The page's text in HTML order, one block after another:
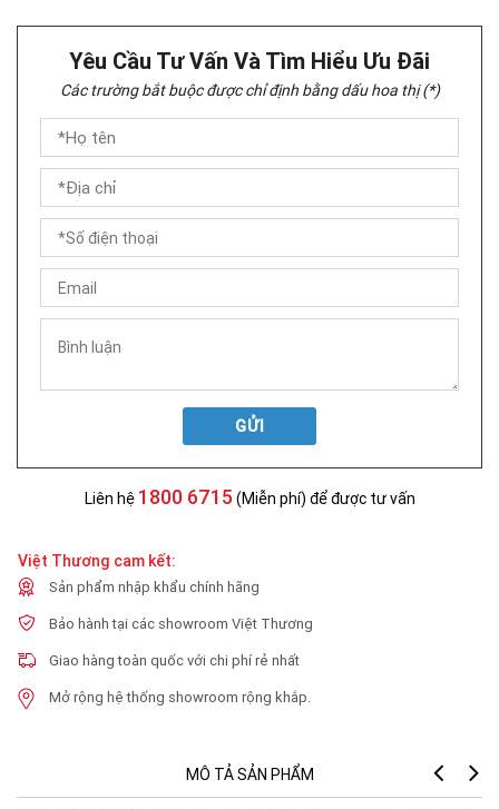
Yêu Cầu Tư Vấn Và Tìm Hiểu Ưu Đãi
Các trường bắt buộc được chỉ định bằng dấu hoa thị (*)
GỬI
Liên hệ 1800 6715 (Miễn phí) để được tư vấn
Việt Thương cam kết:
Sản phẩm nhập khẩu chính hãng
Bảo hành tại các showroom Việt Thương
Giao hàng toàn quốc với chi phí rẻ nhất
Mở rộng hệ thống showroom rộng khắp.
MÔ TẢ SẢN PHẨM